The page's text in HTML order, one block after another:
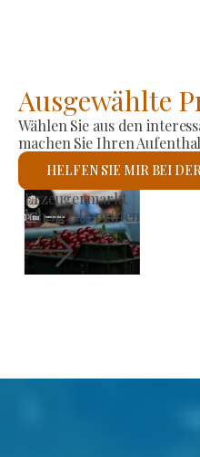
Ausgewählte
Wählen Sie aus den
machen Sie Ihren
HELFEN SIE MIR BEI
Römisch-katholische
Ich werde prüfen